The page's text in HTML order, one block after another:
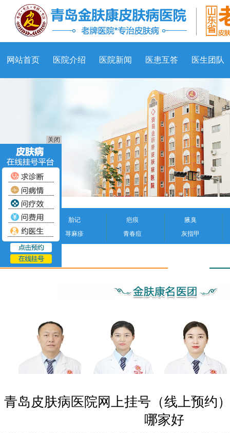
网站首页 医院介绍 医院新闻 医患互答 医生团队
胎记 疤痕
腋臭
荨麻疹
青春痘 灰指甲
荨麻疹
青岛皮肤病医院网上挂号（线上预约
哪家好
关闭